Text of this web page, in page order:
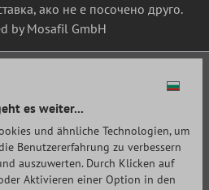
ако не е посочено друго.
by Mosafil GmbH
es weiter...
und ähnliche Technologien, um
Benutzererfahrung zu verbessern
auszuwerten. Durch Klicken auf
Aktivieren einer Option in den